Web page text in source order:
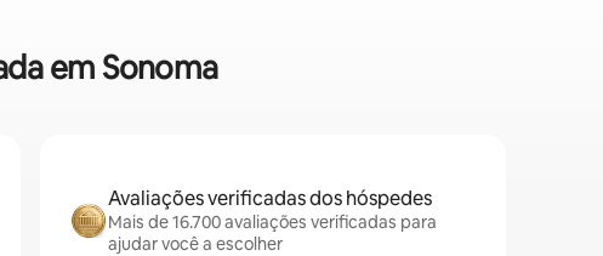
em Sonoma
Avaliações verificadas dos hóspedes
Mais de 16.700 avaliações verificadas para
ajudar você a escolher